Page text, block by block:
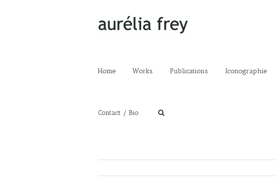
Home Works Publications Iconographie
Contact / Bio